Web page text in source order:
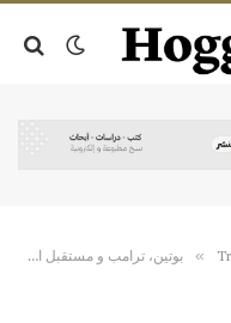
» بوتين، ترامب و مستقبل العالم